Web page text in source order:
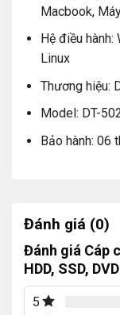
Macbook,
Hệ điều
Linux
Thương hiệu:
Model: DT-
Bảo hành: 06
Đánh giá (0)
Đánh giá Cáp
HDD, SSD,
5